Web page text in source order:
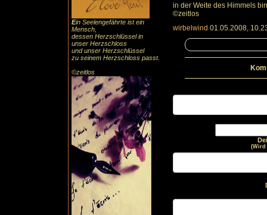
Ein Seelengefährte ist ein
Mensch,
dessen Herzschlüssel in
unser Herzschloss
und unser Herzschlüssel
zu seinem Herzschloss passt.
©zeitlos
in der Weite des Himmels
©zeitlos
wirbelwind 01.05.2008,
(Wird